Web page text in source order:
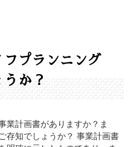
プランニング
うか？
業計画書がありますか？ま
存知でしょうか？ 事業計画書